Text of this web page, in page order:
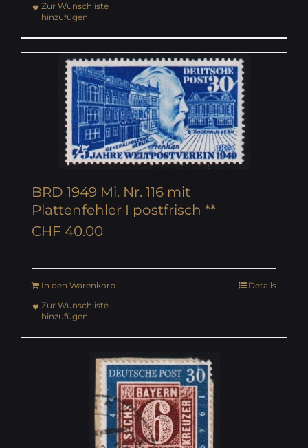
Zur Wunschliste
hinzufügen
BRD 1949 Mi. Nr. 116 mit
Plattenfehler I postfrisch **
CHF 40.00
In den Warenkorb
Details
Zur Wunschliste
hinzufügen